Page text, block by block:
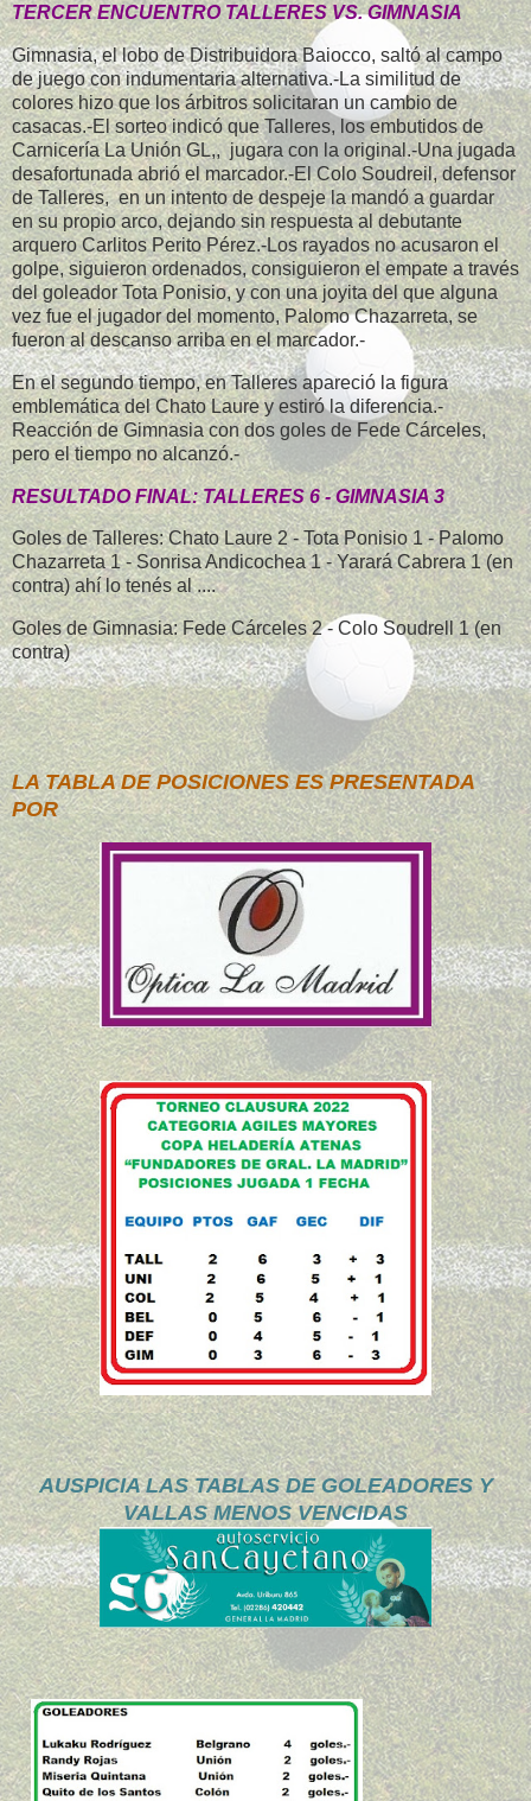
TERCER ENCUENTRO TALLERES VS. GIMNASIA
Gimnasia, el lobo de Distribuidora Baiocco, saltó al campo
de juego con indumentaria alternativa.-La similitud de
colores hizo que los árbitros solicitaran un cambio de
casacas.-El sorteo indicó que Talleres, los embutidos de
Carnicería La Unión GL,, jugara con la original.-Una jugada
desafortunada abrió el marcador.-El Colo Soudreil, defensor
de Talleres, en un intento de despeje la mandó a guardar
en su propio arco, dejando sin respuesta al debutante
arquero Carlitos Perito Pérez.-Los rayados no acusaron el
golpe, siguieron ordenados, consiguieron el empate a través
del goleador Tota Ponisio, y con una joyita del que alguna
vez fue el jugador del momento, Palomo Chazarreta, se
fueron al descanso arriba en el marcador.-
En el segundo tiempo, en Talleres apareció la figura
emblemática del Chato Laure y estiró la diferencia.-
Reacción de Gimnasia con dos goles de Fede Cárceles,
pero el tiempo no alcanzó.-
RESULTADO FINAL: TALLERES 6 - GIMNASIA 3
Goles de Talleres: Chato Laure 2 - Tota Ponisio 1 - Palomo
Chazarreta 1 - Sonrisa Andicochea 1 - Yarará Cabrera 1 (en
contra) ahí lo tenés al ....
Goles de Gimnasia: Fede Cárceles 2 - Colo Soudrell 1 (en
contra)
LA TABLA DE POSICIONES ES PRESENTADA
POR
AUSPICIA LAS TABLAS DE GOLEADORES Y
VALLAS MENOS VENCIDAS